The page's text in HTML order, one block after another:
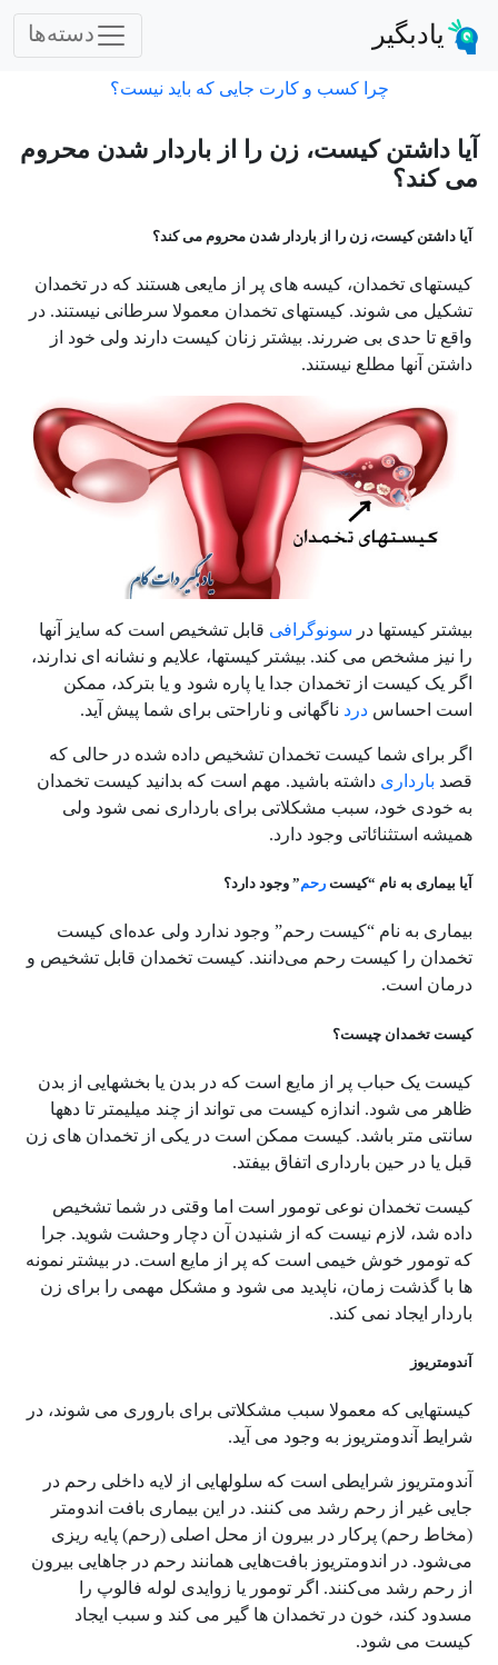
یادبگیر دسته‌ها
چرا کسب و کارت جایی که باید نیست؟
آیا داشتن کیست، زن را از باردار شدن محروم
می کند؟
آیا داشتن کیست، زن را از باردار شدن محروم می کند؟
کیستهای تخمدان، کیسه های پر از مایعی هستند که در تخمدان
تشکیل می شوند. کیستهای تخمدان معمولا سرطانی نیستند. در
واقع تا حدی بی ضررند. بیشتر زنان کیست دارند ولی خود از
داشتن آنها مطلع نیستند.
بیشتر کیستها در سونوگرافی قابل تشخیص است که سایز آنها
را نیز مشخص می کند. بیشتر کیستها، علایم و نشانه ای ندارند،
اگر یک کیست از تخمدان جدا یا پاره شود و یا بترکد، ممکن
است احساس درد ناگهانی و ناراحتی برای شما پیش آید.
اگر برای شما کیست تخمدان تشخیص داده شده در حالی که
قصد بارداری داشته باشید. مهم است که بدانید کیست تخمدان
به خودی خود، سبب مشکلاتی برای بارداری نمی شود ولی
همیشه استثنائاتی وجود دارد.
آیا بیماری به نام “کیست رحم” وجود دارد؟
بیماری به نام “کیست رحم” وجود ندارد ولی عده‌ای کیست
تخمدان را کیست رحم می‌دانند. کیست تخمدان قابل تشخیص و
درمان است.
کیست تخمدان چیست؟
کیست یک حباب پر از مایع است که در بدن یا بخشهایی از بدن
ظاهر می شود. اندازه کیست می تواند از چند میلیمتر تا دهها
سانتی متر باشد. کیست ممکن است در یکی از تخمدان های زن
قبل یا در حین بارداری اتفاق بیفتد.
کیست تخمدان نوعی تومور است اما وقتی در شما تشخیص
داده شد، لازم نیست که از شنیدن آن دچار وحشت شوید. جرا
که تومور خوش خیمی است که پر از مایع است. در بیشتر نمونه
ها با گذشت زمان، ناپدید می شود و مشکل مهمی را برای زن
باردار ایجاد نمی کند.
آندومتریوز
کیستهایی که معمولا سبب مشکلاتی برای باروری می شوند، در
شرایط آندومتریوز به وجود می آید.
آندومتریوز شرایطی است که سلولهایی از لایه داخلی رحم در
جایی غیر از رحم رشد می کنند. در این بیماری بافت اندومتر
(مخاط رحم) پرکار در بیرون از محل اصلی (رحم) پایه ریزی
می‌شود. در اندومتریوز بافت‌هایی همانند رحم در جاهایی بیرون
از رحم رشد می‌کنند. اگر تومور یا زوایدی لوله فالوپ را
مسدود کند، خون در تخمدان ها گیر می کند و سبب ایجاد
کیست می شود.